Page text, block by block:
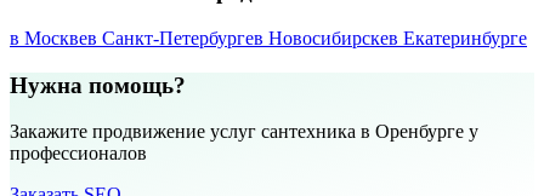
в Москвев Санкт-Петербургев Новосибирскев Екатеринбурге
Нужна помощь?
Закажите продвижение услуг сантехника в Оренбурге у
профессионалов